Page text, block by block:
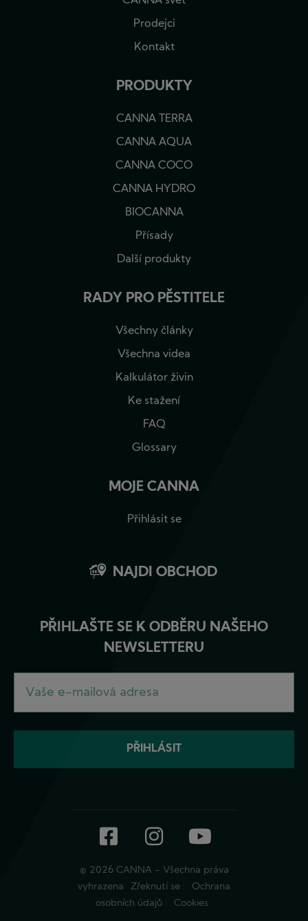
Prodejci
Kontakt
PRODUKTY
CANNA TERRA
CANNA AQUA
CANNA COCO
CANNA HYDRO
BIOCANNA
Přísady
Další produkty
RADY PRO PĚSTITELE
Všechny články
Všechna videa
Kalkulátor živin
Ke stažení
FAQ
Glossary
MOJE CANNA
Přihlásit se
NAJDI OBCHOD
PŘIHLAŠTE SE K ODBĚRU NAŠEHO
NEWSLETTERU
FacebookInstagram
YouTube
© 2026 CANNA - Všechna práva
vyhrazena
Zřeknutí se
Ochrana
osobních údajů
Cookies